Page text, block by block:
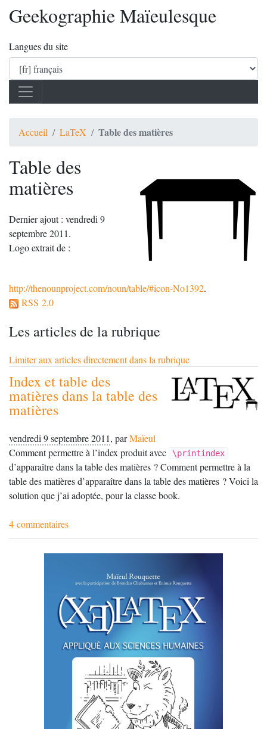
Geekographie Maïeulesque
Langues du site
Accueil LaTeX Table des matières
Table des
matières
Dernier ajout : vendredi 9
septembre 2011.
Logo extrait de :
http://thenounproject.com/noun/table/#icon-No1392.
RSS 2.0
Les articles de la rubrique
Limiter aux articles directement dans la rubrique
Index et table des
matières dans la table des
matières
vendredi 9 septembre 2011, parMaïeul
Comment permettre à l’index produit avec
\printindex
d’apparaître dans la table des matières ? Comment permettre à la
table des matières d’apparaître dans la table des matières ? Voici la
solution que j’ai adoptée, pour la classe book.
4 commentaires